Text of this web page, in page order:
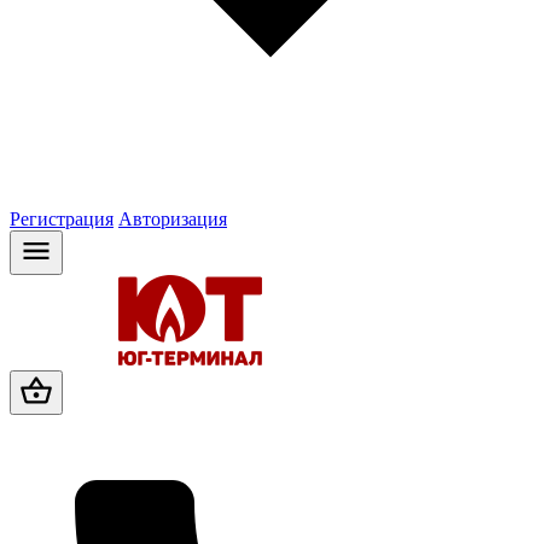
Регистрация Авторизация